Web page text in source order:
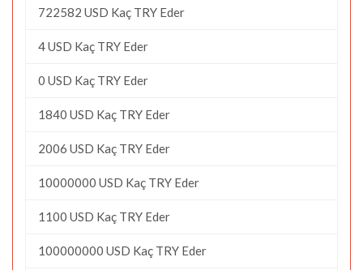
722582 USD Kaç TRY Eder
4 USD Kaç TRY Eder
0 USD Kaç TRY Eder
1840 USD Kaç TRY Eder
2006 USD Kaç TRY Eder
10000000 USD Kaç TRY Eder
1100 USD Kaç TRY Eder
100000000 USD Kaç TRY Eder